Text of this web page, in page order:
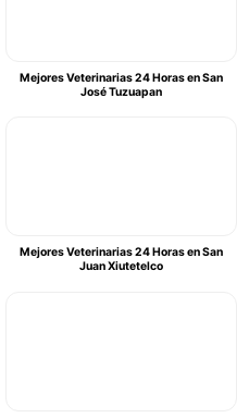
Mejores Veterinarias 24 Horas en San
José Tuzuapan
Mejores Veterinarias 24 Horas en San
Juan Xiutetelco